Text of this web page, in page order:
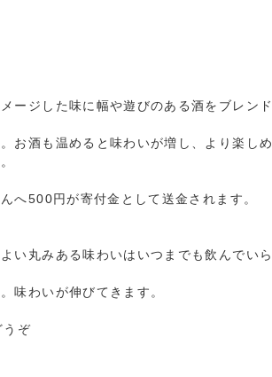
ージした味に幅や遊びのある酒をブレンド
お酒も温めると味わいが増し、より楽しめ
へ500円が寄付金として送金されます。
い丸みある味わいはいつまでも飲んでいら
味わいが伸びてきます。
うぞ